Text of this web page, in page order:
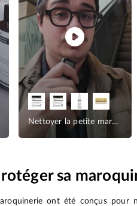
Nettoyer la petite maroquinerie
sa
ont été conçus pour